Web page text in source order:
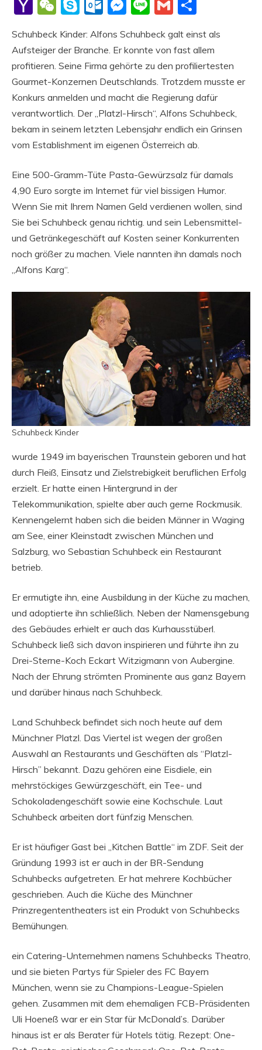
Yahoo
WeChat
SkypeOutlook.com
Messenger
LineGmail
Schuhbeck Kinder: Alfons Schuhbeck galt einst als
Aufsteiger der Branche. Er konnte von fast allem
profitieren. Seine Firma gehörte zu den profiliertesten
Gourmet-Konzernen Deutschlands. Trotzdem musste er
Konkurs anmelden und macht die Regierung dafür
verantwortlich. Der „Platzl-Hirsch“, Alfons Schuhbeck,
bekam in seinem letzten Lebensjahr endlich ein Grinsen
vom Establishment im eigenen Österreich ab.
Eine 500-Gramm-Tüte Pasta-Gewürzsalz für damals
4,90 Euro sorgte im Internet für viel bissigen Humor.
Wenn Sie mit Ihrem Namen Geld verdienen wollen, sind
Sie bei Schuhbeck genau richtig. und sein Lebensmittel-
und Getränkegeschäft auf Kosten seiner Konkurrenten
noch größer zu machen. Viele nannten ihn damals noch
„Alfons Karg“.
Schuhbeck Kinder
wurde 1949 im bayerischen Traunstein geboren und hat
durch Fleiß, Einsatz und Zielstrebigkeit beruflichen Erfolg
erzielt. Er hatte einen Hintergrund in der
Telekommunikation, spielte aber auch gerne Rockmusik.
Kennengelernt haben sich die beiden Männer in Waging
am See, einer Kleinstadt zwischen München und
Salzburg, wo Sebastian Schuhbeck ein Restaurant
betrieb.
Er ermutigte ihn, eine Ausbildung in der Küche zu machen,
und adoptierte ihn schließlich. Neben der Namensgebung
des Gebäudes erhielt er auch das Kurhausstüberl.
Schuhbeck ließ sich davon inspirieren und führte ihn zu
Drei-Sterne-Koch Eckart Witzigmann von Aubergine.
Nach der Ehrung strömten Prominente aus ganz Bayern
und darüber hinaus nach Schuhbeck.
Land Schuhbeck befindet sich noch heute auf dem
Münchner Platzl. Das Viertel ist wegen der großen
Auswahl an Restaurants und Geschäften als “Platzl-
Hirsch” bekannt. Dazu gehören eine Eisdiele, ein
mehrstöckiges Gewürzgeschäft, ein Tee- und
Schokoladengeschäft sowie eine Kochschule. Laut
Schuhbeck arbeiten dort fünfzig Menschen.
Er ist häufiger Gast bei „Kitchen Battle“ im ZDF. Seit der
Gründung 1993 ist er auch in der BR-Sendung
Schuhbecks aufgetreten. Er hat mehrere Kochbücher
geschrieben. Auch die Küche des Münchner
Prinzregententheaters ist ein Produkt von Schuhbecks
Bemühungen.
ein Catering-Unternehmen namens Schuhbecks Theatro,
und sie bieten Partys für Spieler des FC Bayern
München, wenn sie zu Champions-League-Spielen
gehen. Zusammen mit dem ehemaligen FCB-Präsidenten
Uli Hoeneß war er ein Star für McDonald’s. Darüber
hinaus ist er als Berater für Hotels tätig. Rezept: One-